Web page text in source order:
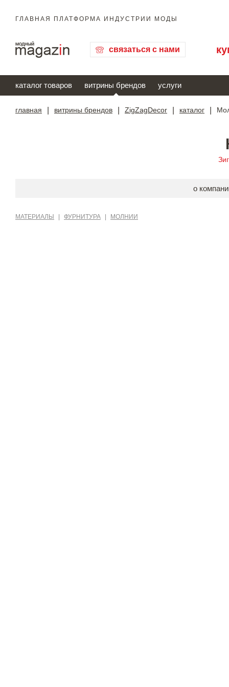
ГЛАВНАЯ ПЛАТФОРМА ИНДУСТРИИ МОДЫ
связаться с нами
каталог товаров витрины брендов услуги
главная витрины брендов ZigZagDecor каталог
о
МАТЕРИАЛЫ ФУРНИТУРА МОЛНИИ